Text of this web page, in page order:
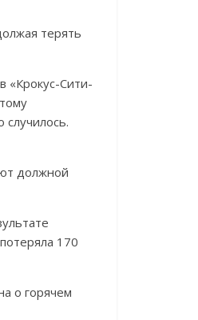
терять
«Крокус-Сити-
должной
170
о горячем